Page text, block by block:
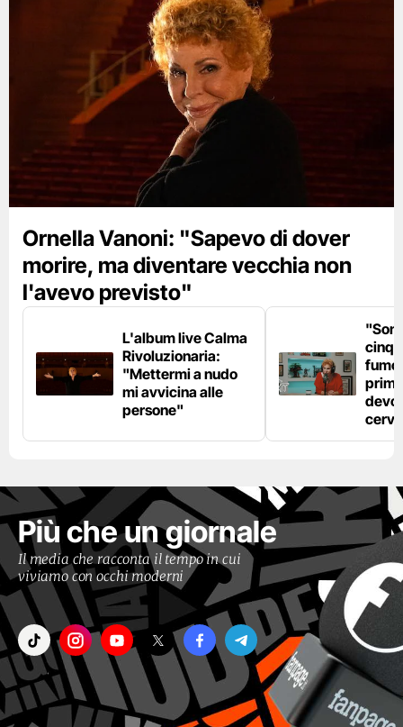
Ornella Vanoni: "Sapevo di dover
morire, ma diventare vecchia non
l'avevo previsto"
L'album live Calma
Rivoluzionaria:
"Mettermi a nudo
mi avvicina alle
persone"
fumo
devo
Più che un giornale
Il media che racconta il tempo in cui
viviamo con occhi moderni